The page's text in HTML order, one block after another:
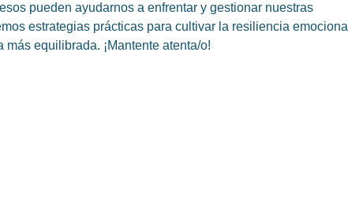
pueden ayudarnos a enfrentar y gestionar nuestras
estrategias prácticas para cultivar la resiliencia emocional
equilibrada. ¡Mantente atenta/o!